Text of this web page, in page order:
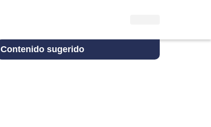
Contenido sugerido